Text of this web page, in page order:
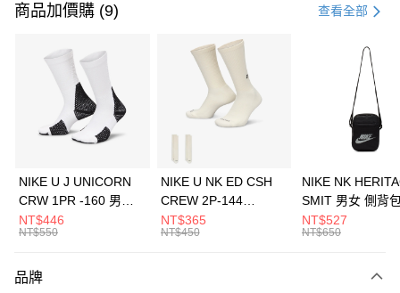
信用卡一次付款
3 期 0 利率 每期 21家銀行
合作金庫商業銀行
第一商業銀行
華南商業銀行
彰化商業銀行
上海商業儲蓄銀行
元大商業銀行
台灣樂天信用卡公司
Apple Pay
全盈+PAY
AFTEE先享後付
【關於「AFTEE先享後付」】
商品加價購 (9) 查看全部
NIKE U J UNICORN
CRW 1PR -160 男女
中統襪 FZ3393100
NT$446
NT$550
NIKE U NK ED CSH
CREW 2P-144
EMBRDY 男女 短統襪
FZ3073133
NT$365
NT$450
NIKE NK
SMIT 男女 側背
BA5871010
NT$527
NT$650
品牌